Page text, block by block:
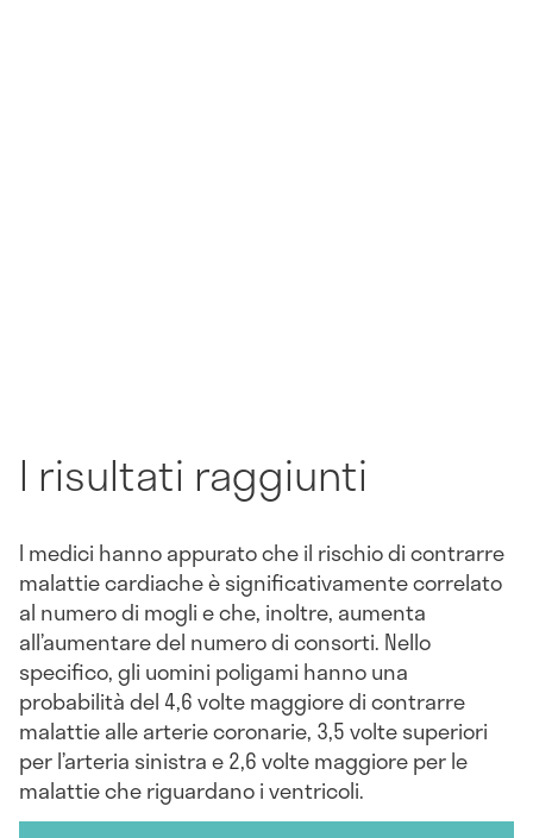
I risultati raggiunti
I medici hanno appurato che il rischio di contrarre
malattie cardiache è significativamente correlato
al numero di mogli e che, inoltre, aumenta
all’aumentare del numero di consorti. Nello
specifico, gli uomini poligami hanno una
probabilità del 4,6 volte maggiore di contrarre
malattie alle arterie coronarie, 3,5 volte superiori
per l’arteria sinistra e 2,6 volte maggiore per le
malattie che riguardano i ventricoli.